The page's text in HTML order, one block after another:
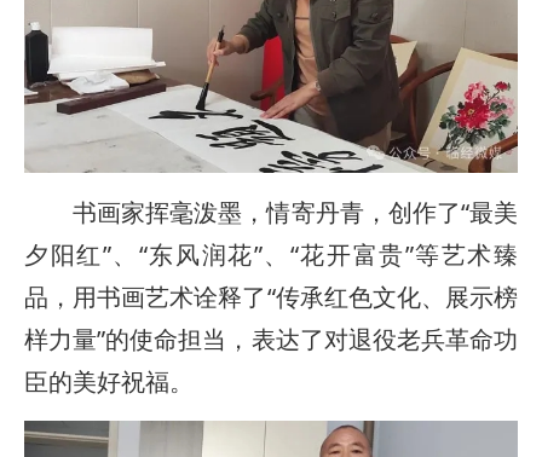
书画家挥毫泼墨，情寄丹青，创作了“最美
夕阳红”、“东风润花”、“花开富贵”等艺术臻
品，用书画艺术诠释了“传承红色文化、展示榜
样力量”的使命担当，表达了对退役老兵革命功
臣的美好祝福。